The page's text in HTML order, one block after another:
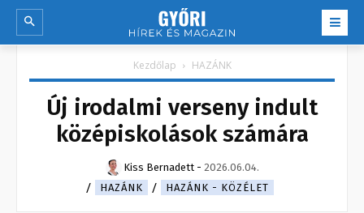
Kezdőlap HAZÁNK
Új irodalmi verseny indult
középiskolások számára
Kiss Bernadett - 2026.06.04.
HAZÁNK
HAZÁNK - KÖZÉLET